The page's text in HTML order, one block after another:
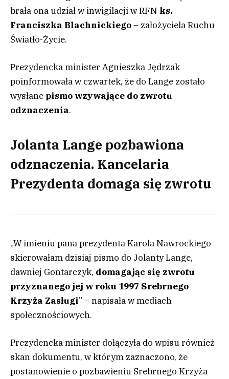
brała ona udział w inwigilacji w RFN ks.
Franciszka Blachnickiego– założyciela Ruchu
Światło-Życie.
Prezydencka minister Agnieszka Jędrzak
poinformowała w czwartek, że do Lange zostało
wysłane pismo wzywające do zwrotu
odznaczenia.
Jolanta Lange pozbawiona
odznaczenia. Kancelaria
Prezydenta domaga się zwrotu
„W imieniu pana prezydenta Karola Nawrockiego
skierowałam dzisiaj pismo do Jolanty Lange,
dawniej Gontarczyk, domagając się zwrotu
przyznanego jej w roku 1997 Srebrnego
Krzyża Zasługi” – napisała w mediach
społecznościowych.
Prezydencka minister dołączyła do wpisu również
skan dokumentu, w którym zaznaczono, że
postanowienie o pozbawieniu Srebrnego Krzyża